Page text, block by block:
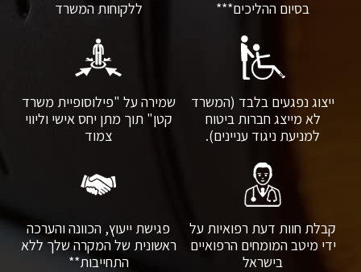
בסיום ההליכים***
ללקוחות המשרד
ייצוג נפגעים בלבד (המשרד
לא מייצג חברות ביטוח
למניעת ניגוד עניינים).
שמירה על "פילוסופיית משרד
קטן" תוך מתן יחס אישי וליווי
צמוד
קבלת חוות דעת רפואיות על
ידי מיטב המומחים הרפואיים
בישראל
פגישת ייעוץ, הכוונה והערכה
ראשונית של המקרה שלך ללא
התחייבות**